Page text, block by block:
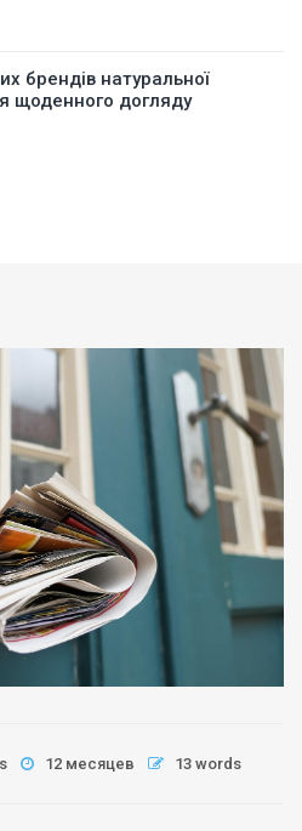
брендів натуральної
щоденного догляду
12 месяцев 13 words